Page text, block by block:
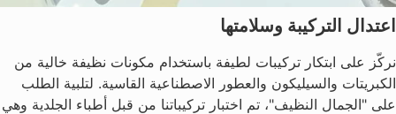
اعتدال التركيبة وسلامتها
نركّز على ابتكار تركيبات لطيفة باستخدام مكونات نظيفة خالية من
الكبريتات والسيليكون والعطور الاصطناعية القاسية. لتلبية الطلب
على "الجمال النظيف"، تم اختبار تركيباتنا من قبل أطباء الجلدية وهي